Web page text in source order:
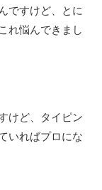
ですけど、とに
れ悩んできまし
けど、タイピン
いればプロにな